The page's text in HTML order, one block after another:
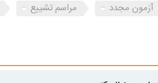
آزمون مجدد مراسم تشییع